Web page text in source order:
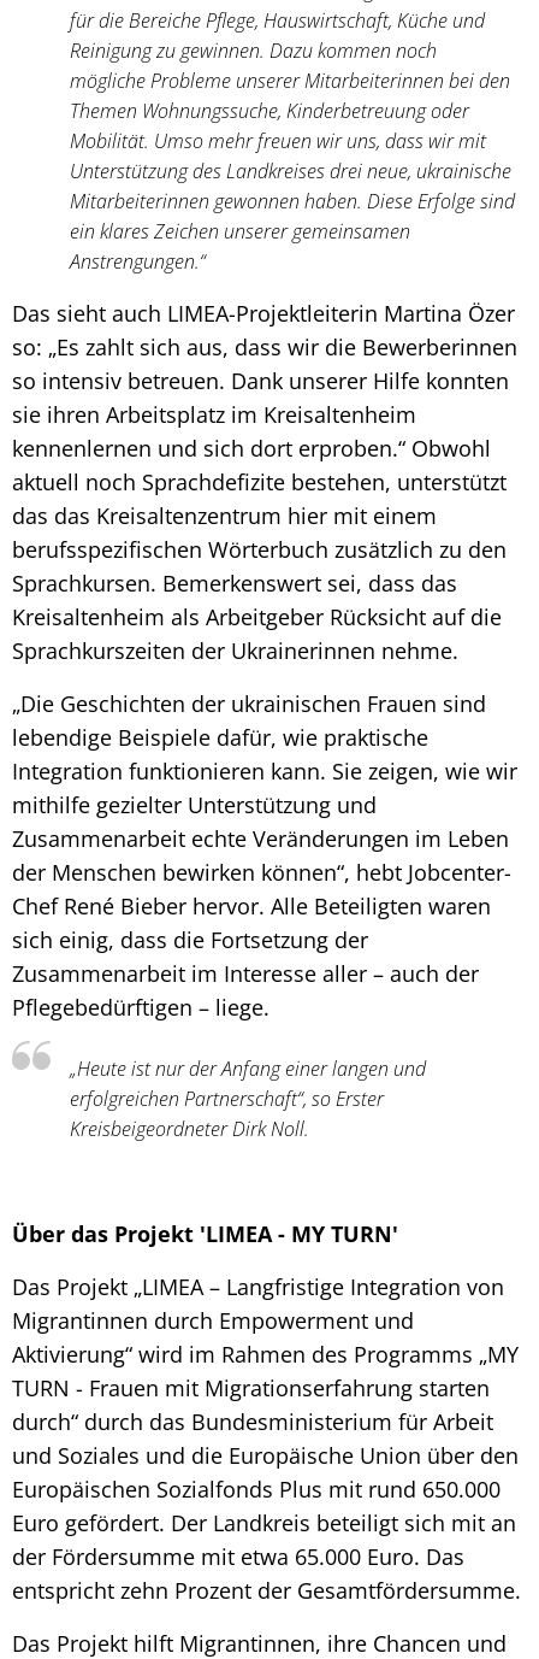
für die Bereiche Pflege, Hauswirtschaft, Küche und
Reinigung zu gewinnen. Dazu kommen noch
mögliche Probleme unserer Mitarbeiterinnen bei den
Themen Wohnungssuche, Kinderbetreuung oder
Mobilität. Umso mehr freuen wir uns, dass wir mit
Unterstützung des Landkreises drei neue, ukrainische
Mitarbeiterinnen gewonnen haben. Diese Erfolge sind
ein klares Zeichen unserer gemeinsamen
Anstrengungen.“
Das sieht auch LIMEA-Projektleiterin Martina Özer
so: „Es zahlt sich aus, dass wir die Bewerberinnen
so intensiv betreuen. Dank unserer Hilfe konnten
sie ihren Arbeitsplatz im Kreisaltenheim
kennenlernen und sich dort erproben.“ Obwohl
aktuell noch Sprachdefizite bestehen, unterstützt
das das Kreisaltenzentrum hier mit einem
berufsspezifischen Wörterbuch zusätzlich zu den
Sprachkursen. Bemerkenswert sei, dass das
Kreisaltenheim als Arbeitgeber Rücksicht auf die
Sprachkurszeiten der Ukrainerinnen nehme.
„Die Geschichten der ukrainischen Frauen sind
lebendige Beispiele dafür, wie praktische
Integration funktionieren kann. Sie zeigen, wie wir
mithilfe gezielter Unterstützung und
Zusammenarbeit echte Veränderungen im Leben
der Menschen bewirken können“, hebt Jobcenter-
Chef René Bieber hervor. Alle Beteiligten waren
sich einig, dass die Fortsetzung der
Zusammenarbeit im Interesse aller – auch der
Pflegebedürftigen – liege.
„Heute ist nur der Anfang einer langen und
erfolgreichen Partnerschaft“, so Erster
Kreisbeigeordneter Dirk Noll.
Über das Projekt 'LIMEA - MY TURN'
Das Projekt „LIMEA – Langfristige Integration von
Migrantinnen durch Empowerment und
Aktivierung“ wird im Rahmen des Programms „MY
TURN - Frauen mit Migrationserfahrung starten
durch“ durch das Bundesministerium für Arbeit
und Soziales und die Europäische Union über den
Europäischen Sozialfonds Plus mit rund 650.000
Euro gefördert. Der Landkreis beteiligt sich mit an
der Fördersumme mit etwa 65.000 Euro. Das
entspricht zehn Prozent der Gesamtfördersumme.
Das Projekt hilft Migrantinnen, ihre Chancen und